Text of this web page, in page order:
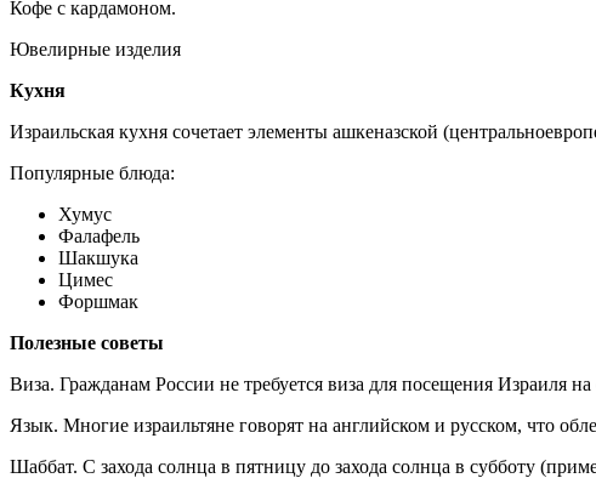
Кофе с кардамоном.
Ювелирные изделия
Кухня
Израильская кухня сочетает элементы ашкеназской
Популярные блюда:
Хумус
Фалафель
Шакшука
Цимес
Форшмак
Полезные советы
Виза. Гражданам России не требуется виза для посещения Израиля
Язык. Многие израильтяне говорят на английском и русском, что
Шаббат. С захода солнца в пятницу до захода солнца в субботу